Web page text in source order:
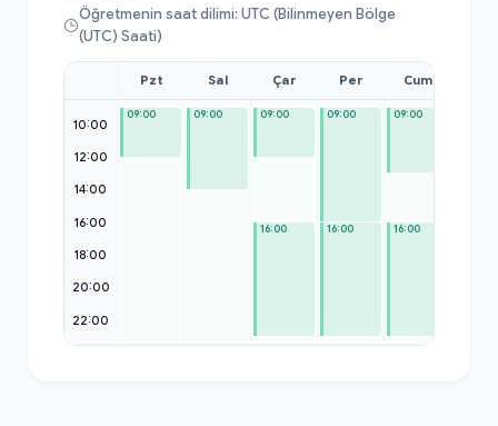
Öğretmenin saat dilimi: UTC (Bilinmeyen Bölge
(UTC) Saati)
10:00
12:00
14:00
16:00
18:00
20:00
22:00
Pzt
09:00
Sal
09:00
Çar
09:00
16:00
Per
09:00
16:00
Cum
09:00
16:00